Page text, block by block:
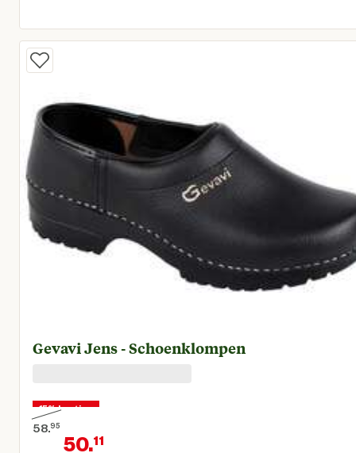
Huidige prijs € 44,76
Gevavi Jens - Schoenklompen
15% korting
58.95
50.11